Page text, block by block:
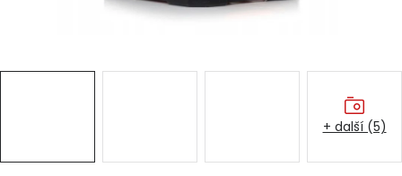
Ochranné pomůcky
+ další (5)